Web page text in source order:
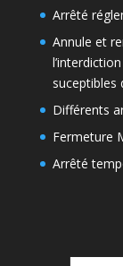
Arrêté
Annule et
suceptibles
Différents
Fermeture
Arrêté